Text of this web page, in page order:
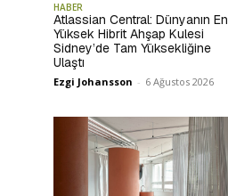
HABER
Atlassian Central: Dünyanın En
Yüksek Hibrit Ahşap Kulesi
Sidney’de Tam Yüksekliğine
Ulaştı
Ezgi Johansson - 6 Ağustos 2026